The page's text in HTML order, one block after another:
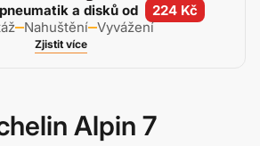
a disků od
224 Kč
Nahuštění Vyvážení
Zjistit více
Alpin 7